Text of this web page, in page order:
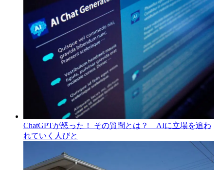
ChatGPTが怒った！ その質問とは？ AIに立場を追わ
れていく人びと